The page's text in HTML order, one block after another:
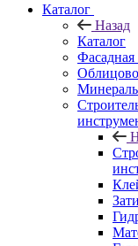
Каталог
Назад
Каталог
Фасадная